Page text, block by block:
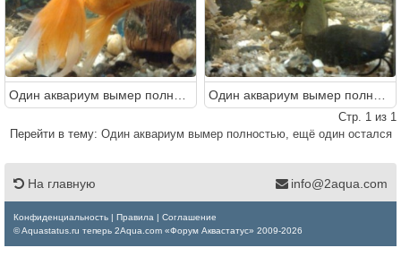
Стр. 1 из 1
Перейти в тему: Один аквариум вымер полностью, ещё один остался
На главную info@2aqua.com
Конфиденциальность | Правила | Соглашение
© Aquastatus.ru теперь 2Aqua.com «Форум Аквастатус» 2009-2026